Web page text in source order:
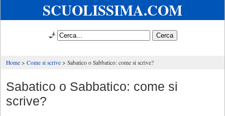
SCUOLISSIMA.COM
🧞
Home Come si scrive Sabatico o Sabbatico: come si scrive?
Sabatico o Sabbatico: come si
scrive?